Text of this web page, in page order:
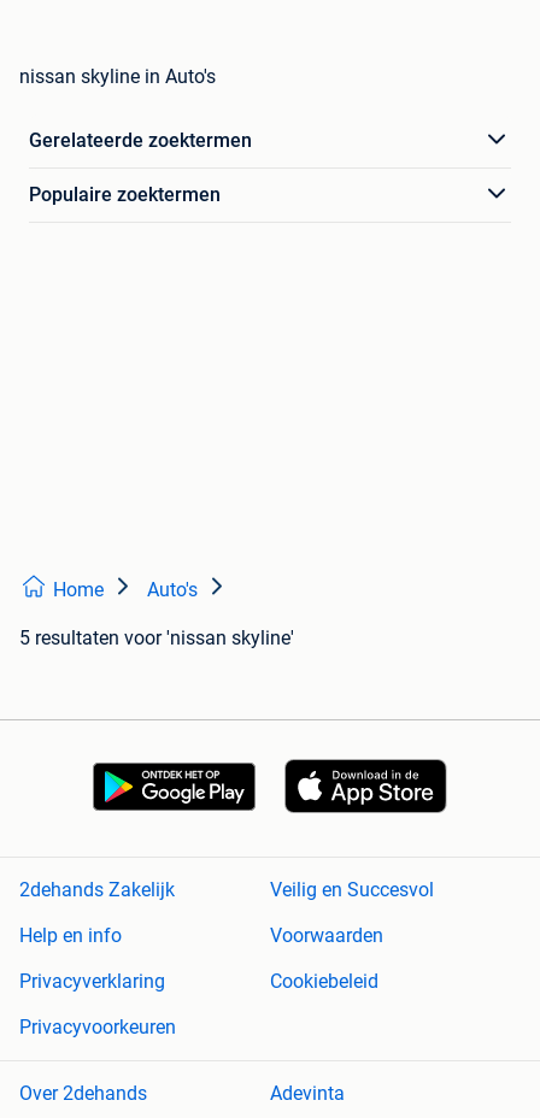
nissan skyline in Auto's
Gerelateerde zoektermen
Populaire zoektermen
Home Auto's
5 resultaten voor 'nissan skyline'
2dehands Zakelijk
Veilig en Succesvol
Help en info
Voorwaarden
Privacyverklaring
Cookiebeleid
Privacyvoorkeuren
Over 2dehands Adevinta